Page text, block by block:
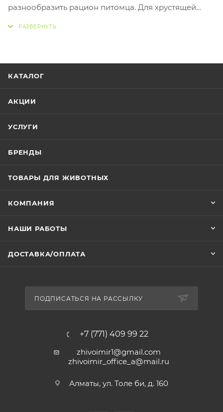
разнообразить рацион питомца. Для хрустящей
игр и дрессировки.
оригинальной̆ формы, который позволит удобно
Использовать съемный держатель можно и в
овощи и другие продукты.
КАТАЛОГ
АКЦИИ
УСЛУГИ
БРЕНДЫ
ТОВАРЫ ДЛЯ ЖИВОТНЫХ
КОМПАНИЯ
НАШИ РАБОТЫ
ДОСТАВКА/ОПЛАТА
ПОДПИСАТЬСЯ НА РАССЫЛКУ
+7 (771) 409 99 22
zhivoimir1@gmail.com
zhivoimir_office_a@mail.ru
Алматы, ул. Толе би, д. 160